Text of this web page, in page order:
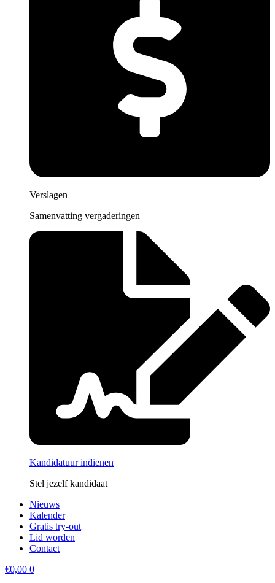
Verslagen
Samenvatting vergaderingen
Kandidatuur indienen
Stel jezelf kandidaat
Nieuws
Kalender
Gratis try-out
Lid worden
Contact
€0,00 0